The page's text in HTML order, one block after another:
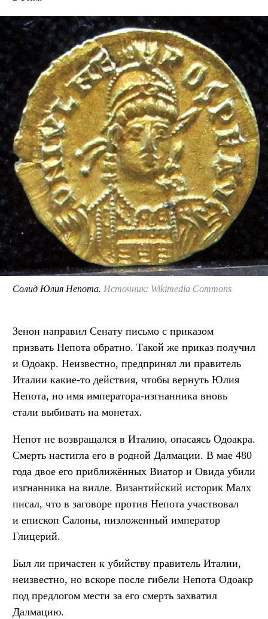
Солид Юлия Непота. Источник: Wikimedia Commons
Зенон направил Сенату письмо с приказом
призвать Непота обратно. Такой же приказ получил
и Одоакр. Неизвестно, предпринял ли правитель
Италии какие-то действия, чтобы вернуть Юлия
Непота, но имя императора-изгнанника вновь
стали выбивать на монетах.
Непот не возвращался в Италию, опасаясь Одоакра.
Смерть настигла его в родной Далмации. В мае 480
года двое его приближённых Виатор и Овида убили
изгнанника на вилле. Византийский историк Малх
писал, что в заговоре против Непота участвовал
и епископ Салоны, низложенный император
Глицерий.
Был ли причастен к убийству правитель Италии,
неизвестно, но вскоре после гибели Непота Одоакр
под предлогом мести за его смерть захватил
Далмацию.